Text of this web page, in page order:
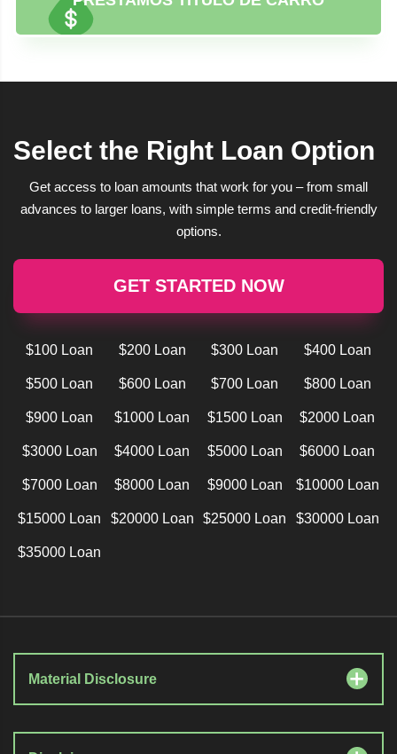
Select the Right Loan Option
Get access to loan amounts that work for you – from small
advances to larger loans, with simple terms and credit-friendly
options.
GET STARTED NOW
$100 Loan $200 Loan $300 Loan $400 Loan
$500 Loan $600 Loan $700 Loan $800 Loan
$900 Loan $1000 Loan $1500 Loan $2000 Loan
$3000 Loan $4000 Loan $5000 Loan $6000 Loan
$7000 Loan $8000 Loan $9000 Loan $10000 Loan
$15000 Loan $20000 Loan $25000 Loan $30000 Loan
$35000 Loan
Material Disclosure